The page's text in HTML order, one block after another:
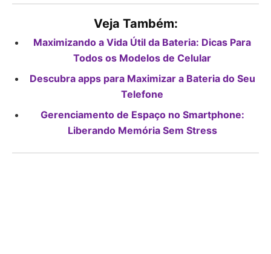
Veja Também:
Maximizando a Vida Útil da Bateria: Dicas Para
Todos os Modelos de Celular
Descubra apps para Maximizar a Bateria do Seu
Telefone
Gerenciamento de Espaço no Smartphone:
Liberando Memória Sem Stress